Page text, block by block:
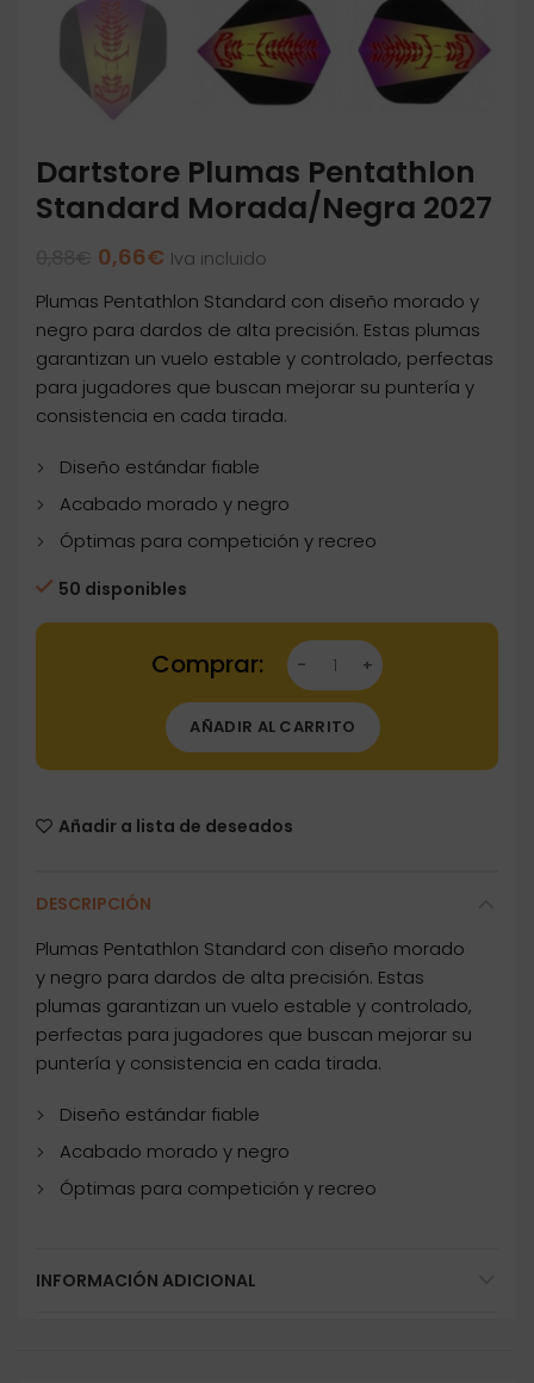
Dartstore Plumas Pentathlon
Standard Morada/Negra 2027
El
original
era:
0,88€.
0,66€ El
actual
es:
0,66€.
Iva incluido
Plumas Pentathlon Standard con diseño morado y
negro para dardos de alta precisión. Estas plumas
garantizan un vuelo estable y controlado, perfectas
para jugadores que buscan mejorar su puntería y
consistencia en cada tirada.
Diseño estándar fiable
Acabado morado y negro
Óptimas para competición y recreo
50 disponibles
Dartstore Plumas Pentathlon Standard
AÑADIR AL CARRITO
Añadir a lista de deseados
DESCRIPCIÓN
Plumas Pentathlon Standard con diseño morado
y negro para dardos de alta precisión. Estas
plumas garantizan un vuelo estable y controlado,
perfectas para jugadores que buscan mejorar su
puntería y consistencia en cada tirada.
Diseño estándar fiable
Acabado morado y negro
Óptimas para competición y recreo
INFORMACIÓN ADICIONAL